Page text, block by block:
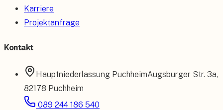
Karriere
Projektanfrage
Kontakt
Hauptniederlassung PuchheimAugsburger Str. 3a,
82178 Puchheim
089 244 186 540